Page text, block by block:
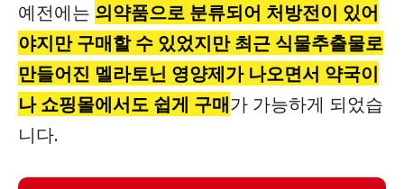
예전에는 의약품으로 분류되어 처방전이 있어
야지만 구매할 수 있었지만 최근 식물추출물로
만들어진 멜라토닌 영양제가 나오면서 약국이
나 쇼핑몰에서도 쉽게 구매가 가능하게 되었습
니다.